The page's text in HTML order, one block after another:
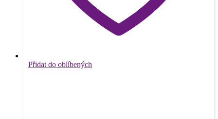
Přidat do oblíbených